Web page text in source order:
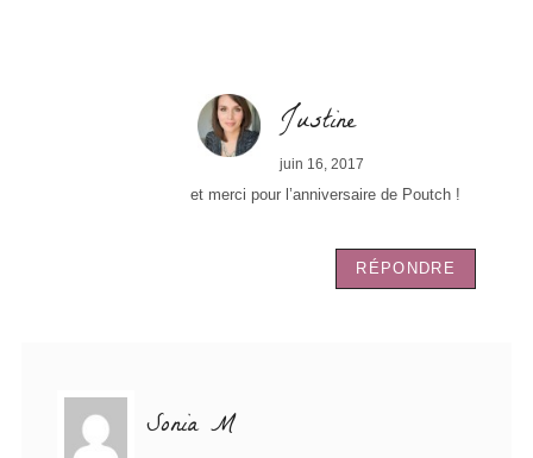
Justine
juin 16, 2017
et merci pour l’anniversaire de Poutch !
RÉPONDRE
Sonia M